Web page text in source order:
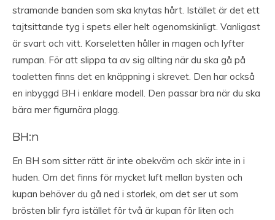
stramande banden som ska knytas hårt. Istället är det ett
tajtsittande tyg i spets eller helt ogenomskinligt. Vanligast
är svart och vitt. Korseletten håller in magen och lyfter
rumpan. För att slippa ta av sig allting när du ska gå på
toaletten finns det en knäppning i skrevet. Den har också
en inbyggd BH i enklare modell. Den passar bra när du ska
bära mer figurnära plagg.
BH:n
En BH som sitter rätt är inte obekväm och skär inte in i
huden. Om det finns för mycket luft mellan bysten och
kupan behöver du gå ned i storlek, om det ser ut som
brösten blir fyra istället för två är kupan för liten och